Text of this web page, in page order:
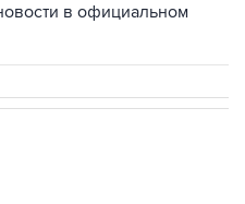
в официальном